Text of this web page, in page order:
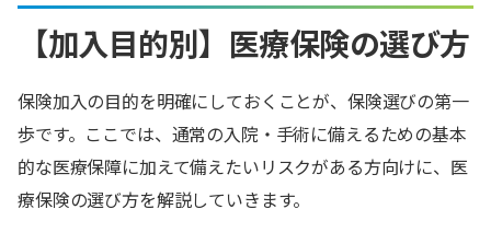
【加入目的別】医療保険の選び方
保険加入の目的を明確にしておくことが、保険選びの第一
歩です。ここでは、通常の入院・手術に備えるための基本
的な医療保障に加えて備えたいリスクがある方向けに、医
療保険の選び方を解説していきます。